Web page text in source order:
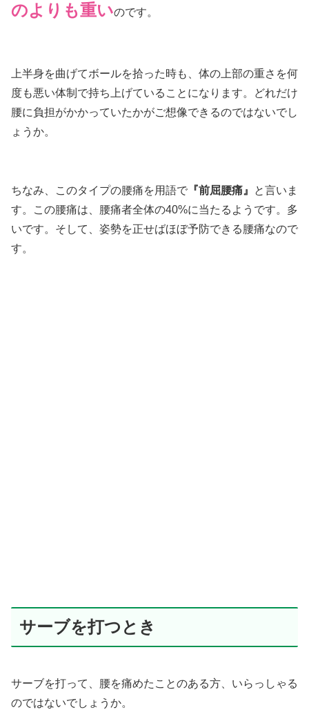
のよりも重いのです。
上半身を曲げてボールを拾った時も、体の上部の重さを何
度も悪い体制で持ち上げていることになります。どれだけ
腰に負担がかかっていたかがご想像できるのではないでし
ょうか。
ちなみ、このタイプの腰痛を用語で 『前屈腰痛』
と言いま
す。この腰痛は、腰痛者全体の40%に当たるようです。多
いです。そして、姿勢を正せばほぼ予防できる腰痛なので
す。
サーブを打つとき
サーブを打って、腰を痛めたことのある方、いらっしゃる
のではないでしょうか。